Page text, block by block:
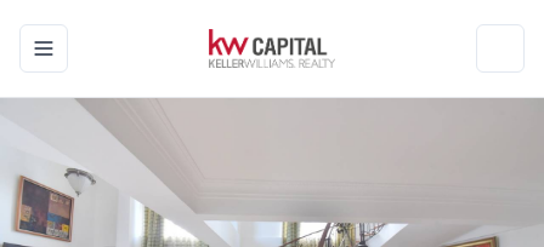
Toggle navigation menu